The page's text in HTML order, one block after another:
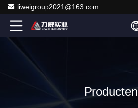
liweigroup2021@163.com
Producten